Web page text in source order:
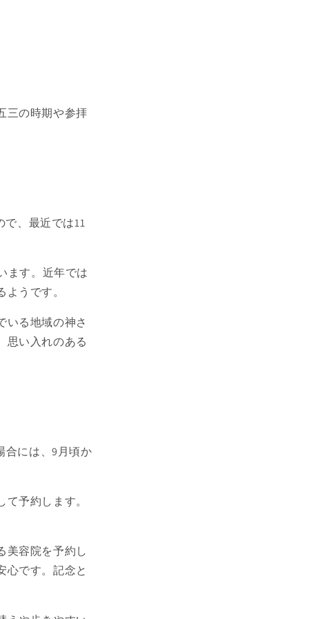
三の時期や参拝
で、最近では11
ます。近年では
うです。
いる地域の神さ
思い入れのある
合には、9月頃か
予約します。
美容院を予約し
心です。記念と